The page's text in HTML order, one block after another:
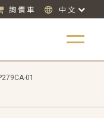
詢價車 中文
01